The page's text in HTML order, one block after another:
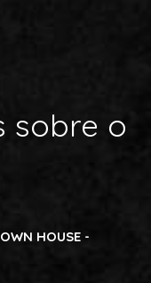
sobre o
HOUSE -